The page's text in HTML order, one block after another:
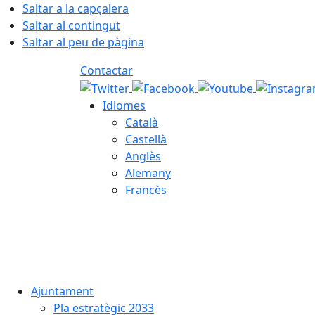
Saltar a la capçalera
Saltar al contingut
Saltar al peu de pàgina
Contactar
Idiomes
Català
Castellà
Anglès
Alemany
Francès
Ajuntament
Pla estratègic 2033